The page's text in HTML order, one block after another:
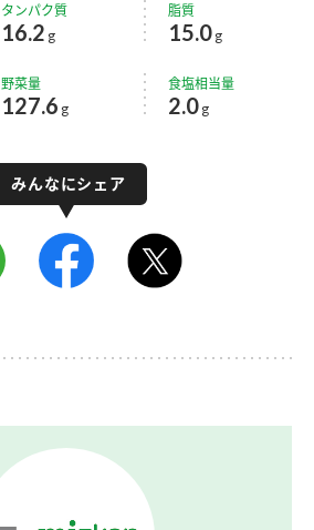
タンパク質
16.2 g
脂質
15.0 g
野菜量
127.6 g
食塩相当量
2.0 g